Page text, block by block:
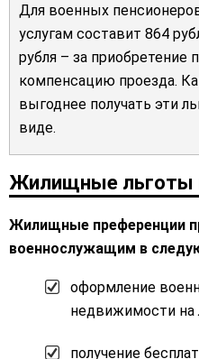
Для военных
услугам составит 864
рубля – за приобретение
компенсацию проезда.
выгоднее получать эти
виде.
Жилищные льготы
Жилищные преференции
военнослужащим в
оформление
недвижимости на
получение